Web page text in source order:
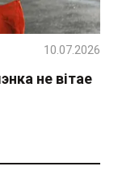
не вітае
10.07.2026